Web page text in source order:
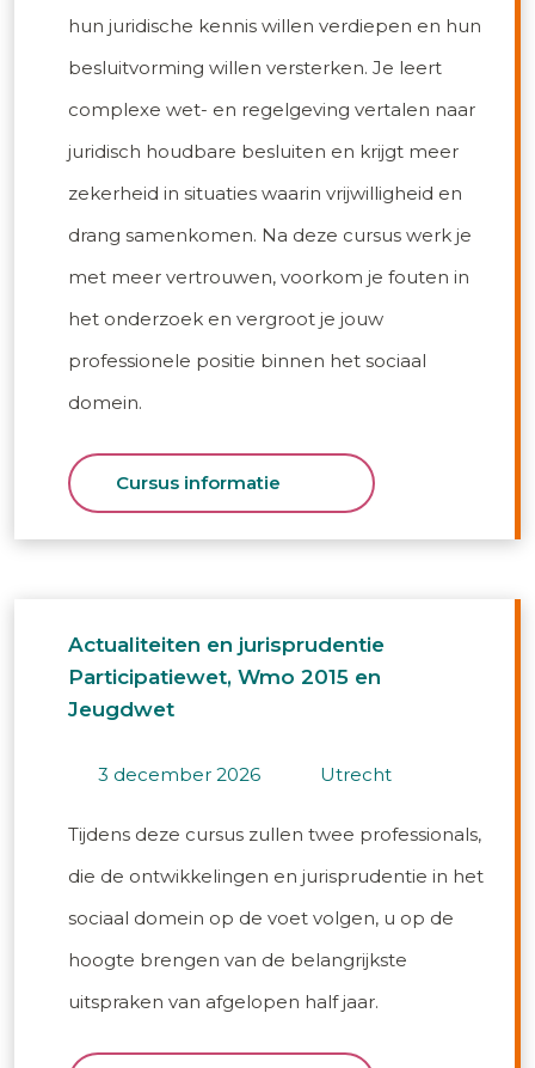
hun juridische kennis willen verdiepen en hun
besluitvorming willen versterken. Je leert
complexe wet- en regelgeving vertalen naar
juridisch houdbare besluiten en krijgt meer
zekerheid in situaties waarin vrijwilligheid en
drang samenkomen. Na deze cursus werk je
met meer vertrouwen, voorkom je fouten in
het onderzoek en vergroot je jouw
professionele positie binnen het sociaal
domein.
Cursus informatie
Actualiteiten en jurisprudentie
Participatiewet, Wmo 2015 en
Jeugdwet
3 december 2026 utrecht
Tijdens deze cursus zullen twee professionals,
die de ontwikkelingen en jurisprudentie in het
sociaal domein op de voet volgen, u op de
hoogte brengen van de belangrijkste
uitspraken van afgelopen half jaar.